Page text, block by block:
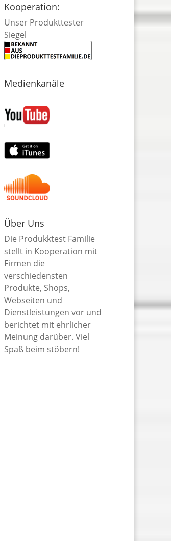
Kooperation:
Unser Produkttester
Siegel
Medienkanäle
Über Uns
Die Produkktest Familie
stellt in Kooperation mit
Firmen die
verschiedensten
Produkte, Shops,
Webseiten und
Dienstleistungen vor und
berichtet mit ehrlicher
Meinung darüber. Viel
Spaß beim stöbern!